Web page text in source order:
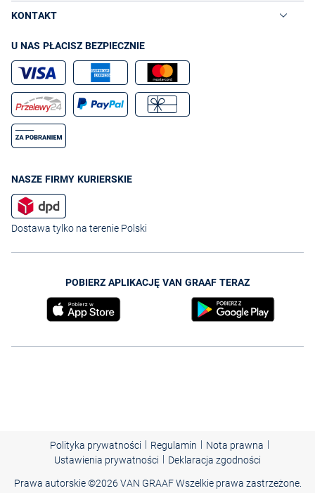
KONTAKT
U NAS PŁACISZ BEZPIECZNIE
NASZE FIRMY KURIERSKIE
Dostawa tylko na terenie Polski
POBIERZ APLIKACJĘ VAN GRAAF TERAZ
Polityka prywatności | Regulamin | Nota prawna |
Ustawienia prywatności | Deklaracja zgodności
Prawa autorskie ©2026 VAN GRAAF Wszelkie prawa zastrzeżone.